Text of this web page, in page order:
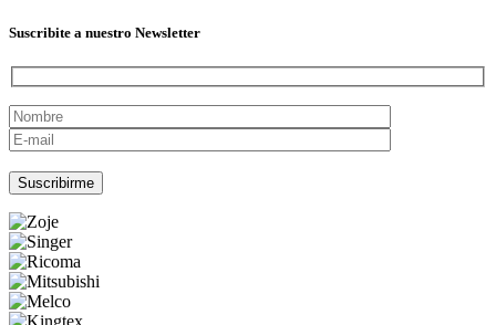
Suscribite a nuestro Newsletter